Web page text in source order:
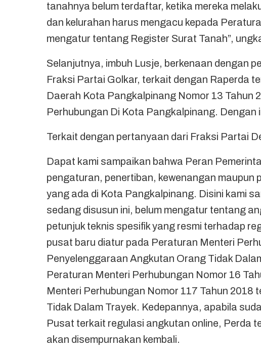
tanahnya belum terdaftar, ketika mereka
dan kelurahan harus mengacu kepada
mengatur tentang Register Surat Tanah”,
Selanjutnya, imbuh Lusje, berkenaan dengan
Fraksi Partai Golkar, terkait dengan Raperda
Daerah Kota Pangkalpinang Nomor 13 Tahun
Perhubungan Di Kota Pangkalpinang. Dengan
Terkait dengan pertanyaan dari Fraksi Partai
Dapat kami sampaikan bahwa Peran
pengaturan, penertiban, kewenangan maupun
yang ada di Kota Pangkalpinang. Disini kami
sedang disusun ini, belum mengatur tentang
petunjuk teknis spesifik yang resmi terhadap
pusat baru diatur pada Peraturan Menteri
Penyelenggaraan Angkutan Orang Tidak
Peraturan Menteri Perhubungan Nomor 16
Menteri Perhubungan Nomor 117 Tahun
Tidak Dalam Trayek. Kedepannya, apabila
Pusat terkait regulasi angkutan online, Perda
akan disempurnakan kembali.